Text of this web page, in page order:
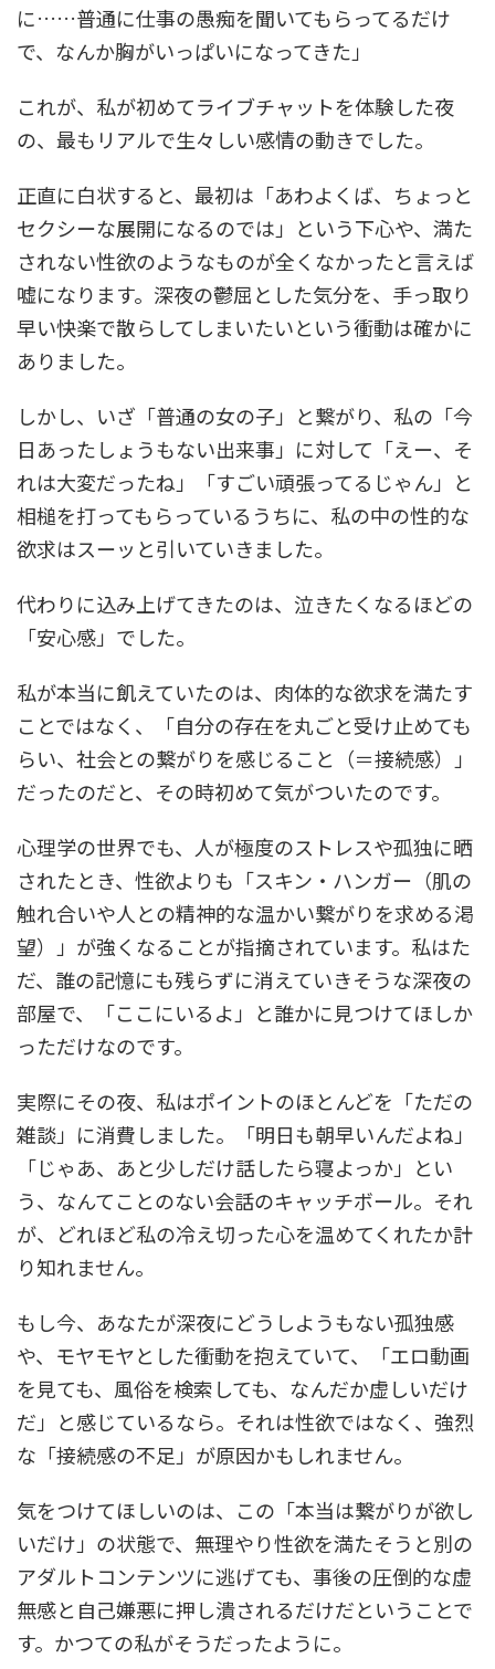
に……普通に仕事の愚痴を聞いてもらってるだけ
で、なんか胸がいっぱいになってきた」
これが、私が初めてライブチャットを体験した夜
の、最もリアルで生々しい感情の動きでした。
正直に白状すると、最初は「あわよくば、ちょっと
セクシーな展開になるのでは」という下心や、満た
されない性欲のようなものが全くなかったと言えば
嘘になります。深夜の鬱屈とした気分を、手っ取り
早い快楽で散らしてしまいたいという衝動は確かに
ありました。
しかし、いざ「普通の女の子」と繋がり、私の「今
日あったしょうもない出来事」に対して「えー、そ
れは大変だったね」「すごい頑張ってるじゃん」と
相槌を打ってもらっているうちに、私の中の性的な
欲求はスーッと引いていきました。
代わりに込み上げてきたのは、泣きたくなるほどの
「安心感」でした。
私が本当に飢えていたのは、肉体的な欲求を満たす
ことではなく、「自分の存在を丸ごと受け止めても
らい、社会との繋がりを感じること（＝接続感）」
だったのだと、その時初めて気がついたのです。
心理学の世界でも、人が極度のストレスや孤独に晒
されたとき、性欲よりも「スキン・ハンガー（肌の
触れ合いや人との精神的な温かい繋がりを求める渇
望）」が強くなることが指摘されています。私はた
だ、誰の記憶にも残らずに消えていきそうな深夜の
部屋で、「ここにいるよ」と誰かに見つけてほしか
っただけなのです。
実際にその夜、私はポイントのほとんどを「ただの
雑談」に消費しました。「明日も朝早いんだよね」
「じゃあ、あと少しだけ話したら寝よっか」とい
う、なんてことのない会話のキャッチボール。それ
が、どれほど私の冷え切った心を温めてくれたか計
り知れません。
もし今、あなたが深夜にどうしようもない孤独感
や、モヤモヤとした衝動を抱えていて、「エロ動画
を見ても、風俗を検索しても、なんだか虚しいだけ
だ」と感じているなら。それは性欲ではなく、強烈
な「接続感の不足」が原因かもしれません。
気をつけてほしいのは、この「本当は繋がりが欲し
いだけ」の状態で、無理やり性欲を満たそうと別の
アダルトコンテンツに逃げても、事後の圧倒的な虚
無感と自己嫌悪に押し潰されるだけだということで
す。かつての私がそうだったように。